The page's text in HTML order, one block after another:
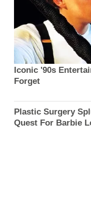
Iconic '90s
Forget
Plastic Surgery
Quest For Barbie